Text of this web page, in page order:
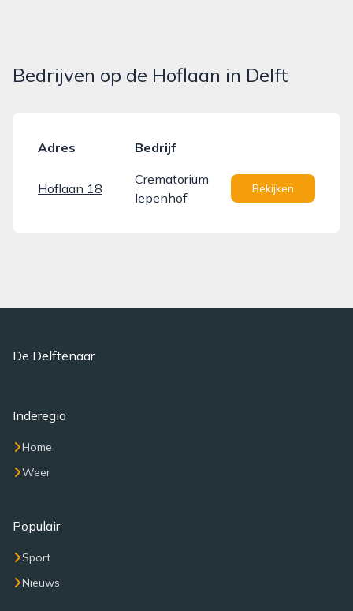
Bedrijven op de Hoflaan in Delft
Adres Bedrijf
Hoflaan 18
Crematorium
Iepenhof
Bekijken
De Delftenaar
Inderegio
Home
Weer
Populair
Sport
Nieuws